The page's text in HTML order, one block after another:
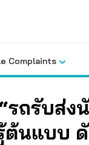
Complaints
รถรับส่ง
ต้นแบบ